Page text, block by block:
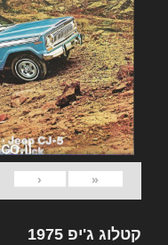
«
‹
קטלוג ג'יפ 1975